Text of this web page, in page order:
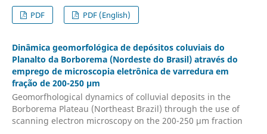
PDF
PDF (English)
Dinâmica geomorfológica de depósitos coluviais do
Planalto da Borborema (Nordeste do Brasil) através do
emprego de microscopia eletrônica de varredura em
fração de 200-250 µm
Geomorfhological dynamics of colluvial deposits in the
Borborema Plateau (Northeast Brazil) through the use of
scanning electron microscopy on the 200-250 µm fraction